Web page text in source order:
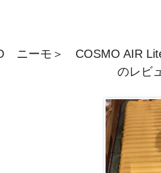
ニーモ＞ COSMO AIR
のレビ